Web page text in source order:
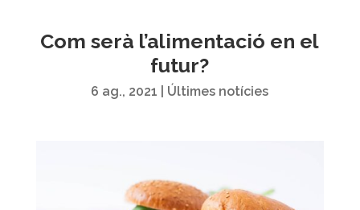
Com serà l’alimentació en el
futur?
6 ag., 2021 Últimes notícies